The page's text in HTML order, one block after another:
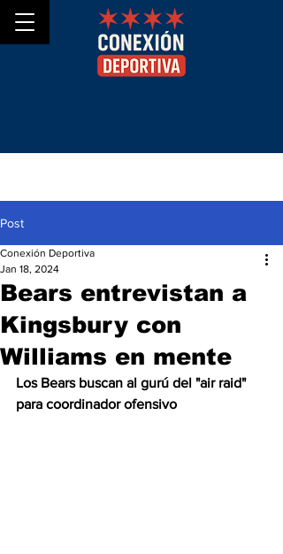
Post
Bears entrevistan a
Kingsbury con
Williams en mente
Conexión Deportiva
Jan 18, 2024
Los Bears buscan al gurú del "air raid"
para coordinador ofensivo